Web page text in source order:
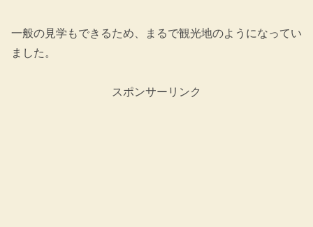
一般の見学もできるため、まるで観光地のようになってい
ました。
スポンサーリンク